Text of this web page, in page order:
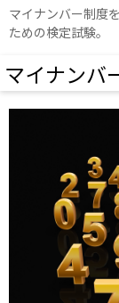
マイナンバー制度
ための検定試験。
マイナンバ